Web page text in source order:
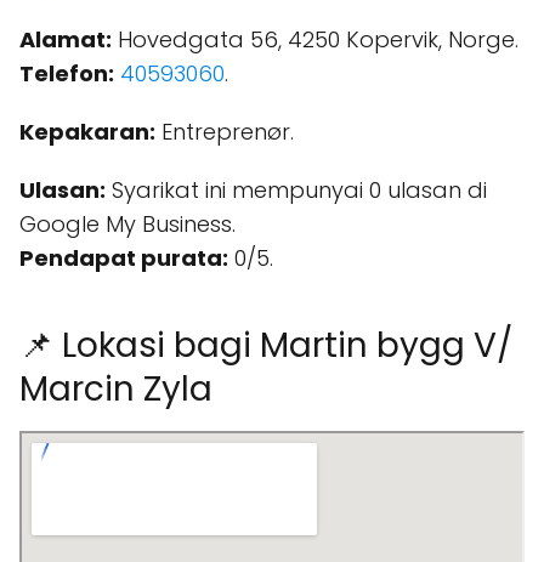
Alamat: Hovedgata 56, 4250 Kopervik, Norge.
Telefon: 40593060.
Kepakaran: Entreprenør.
Ulasan: Syarikat ini mempunyai 0 ulasan di
Google My Business.
Pendapat purata: 0/5.
📌 Lokasi bagi Martin bygg V/
Marcin Zyla